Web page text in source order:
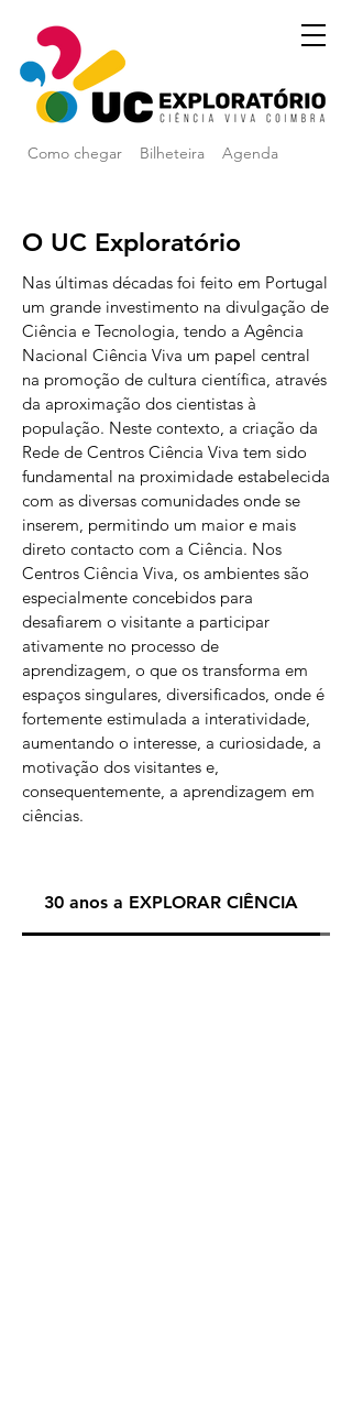
Como chegar Agenda
Bilheteira
O UC Exploratório
Nas últimas décadas foi feito em Portugal
um grande investimento na divulgação de
Ciência e Tecnologia, tendo a Agência
Nacional Ciência Viva um papel central
na promoção de cultura científica, através
da aproximação dos cientistas à
população. Neste contexto, a criação da
Rede de Centros Ciência Viva tem sido
fundamental na proximidade estabelecida
com as diversas comunidades onde se
inserem, permitindo um maior e mais
direto contacto com a Ciência. Nos
Centros Ciência Viva, os ambientes são
especialmente concebidos para
desafiarem o visitante a participar
ativamente no processo de
aprendizagem, o que os transforma em
espaços singulares, diversificados, onde é
fortemente estimulada a interatividade,
aumentando o interesse, a curiosidade, a
motivação dos visitantes e,
consequentemente, a aprendizagem em
ciências.
30 anos a EXPLORAR CIÊNCIA